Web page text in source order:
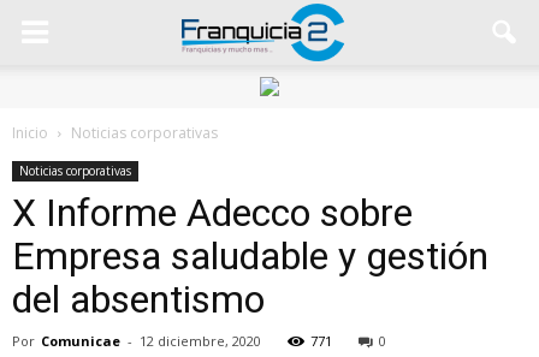
Inicio Noticias corporativas
Noticias corporativas
X Informe Adecco sobre
Empresa saludable y gestión
del absentismo
Por Comunicae - 12 diciembre, 2020 771 0